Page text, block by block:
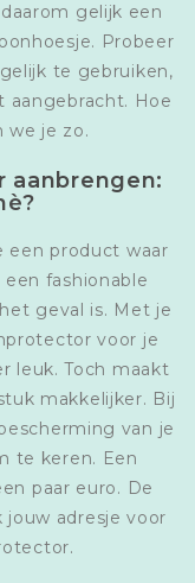
gelijk een
Probeer
te gebruiken,
Hoe
we je zo.
aanbrengen:
een product waar
fashionable
geval is. Met je
voor je
leuk. Toch maakt
makkelijker. Bij
van je
te keren. Een
paar euro. De
jouw adresje voor